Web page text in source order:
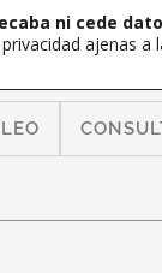
ni cede
ajenas